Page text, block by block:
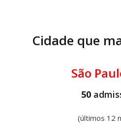
Cidade que
São
50
(últimos 12